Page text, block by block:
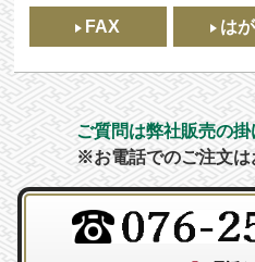
FAX
は
ご質問は弊社販売の
※お電話でのご注文は